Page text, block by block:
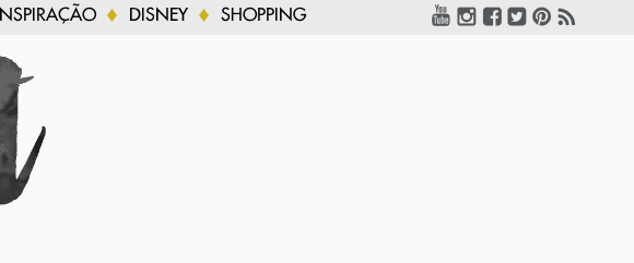
INSPIRAÇÃO DISNEY SHOPPING